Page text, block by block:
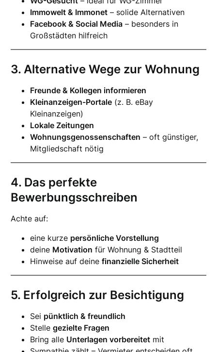
Immowelt & Immonet – solide Alternativen
Facebook & Social Media – besonders in
Großstädten hilfreich
3. Alternative Wege zur Wohnung
Freunde & Kollegen informieren
Kleinanzeigen-Portale (z. B. eBay
Kleinanzeigen)
Lokale Zeitungen
Wohnungsgenossenschaften – oft günstiger,
Mitgliedschaft nötig
4. Das perfekte
Bewerbungsschreiben
Achte auf:
eine kurze persönliche Vorstellung
deine Motivation für Wohnung & Stadtteil
Hinweise auf deinefinanzielle Sicherheit
5. Erfolgreich zur Besichtigung
Sei pünktlich & freundlich
Stellegezielte Fragen
Bring alle Unterlagen vorbereitet mit